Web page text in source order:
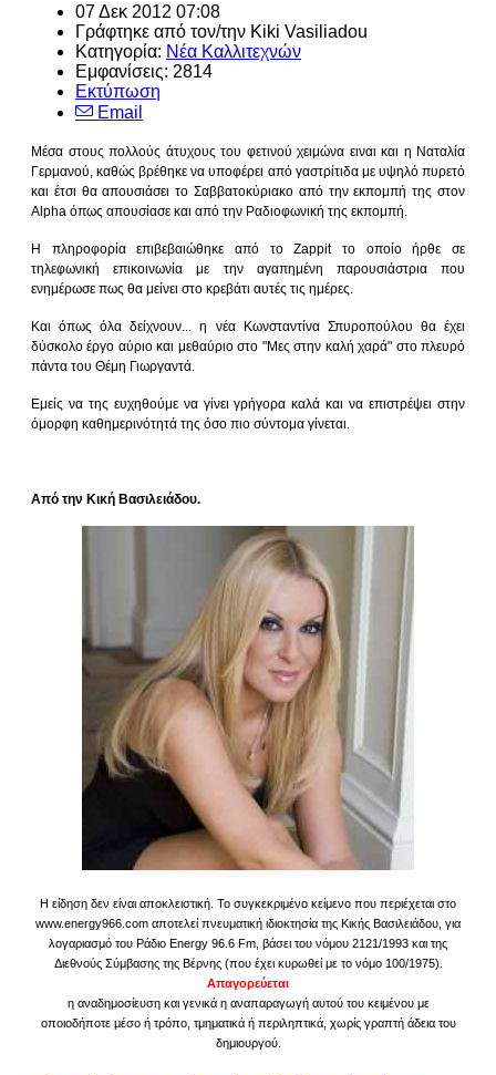
07 Δεκ 2012 07:08
Γράφτηκε από τον/την Kiki Vasiliadou
Κατηγορία: Νέα Καλλιτεχνών
Εμφανίσεις: 2814
Εκτύπωση
Email
Μέσα στους πολλούς άτυχους του φετινού χειμώνα ειναι και η Ναταλία
Γερμανού, καθώς βρέθηκε να υποφέρει από γαστρίτιδα με υψηλό πυρετό
και έτσι θα απουσιάσει το Σαββατοκύριακο από την εκπομπή της στον
Alpha όπως απουσίασε και από την Ραδιοφωνική της εκπομπή.
Η πληροφορία επιβεβαιώθηκε από το Zappit το οποίο ήρθε σε
τηλεφωνική επικοινωνία με την αγαπημένη παρουσιάστρια που
ενημέρωσε πως θα μείνει στο κρεβάτι αυτές τις ημέρες.
Και όπως όλα δείχνουν... η νέα Κωνσταντίνα Σπυροπούλου θα έχει
δύσκολο έργο αύριο και μεθαύριο στο "Μες στην καλή χαρά" στο πλευρό
πάντα του Θέμη Γιωργαντά.
Εμείς να της ευχηθούμε να γίνει γρήγορα καλά και να επιστρέψει στην
όμορφη καθημερινότητά της όσο πιο σύντομα γίνεται.
Από την Κική Βασιλειάδου.
Η είδηση δεν είναι αποκλειστική. Το συγκεκριμένο κείμενο που περιέχεται στο
www.energy966.com αποτελεί πνευματική ιδιοκτησία της Κικής Βασιλειάδου, για
λογαριασμό του Ράδιο Energy 96.6 Fm, βάσει του νόμου 2121/1993 και της
Διεθνούς Σύμβασης της Βέρνης (που έχει κυρωθεί με το νόμο 100/1975).
Απαγορεύεται
η αναδημοσίευση και γενικά η αναπαραγωγή αυτού του κειμένου με
οποιοδήποτε μέσο ή τρόπο, τμηματικά ή περιληπτικά, χωρίς γραπτή άδεια του
δημιουργού.